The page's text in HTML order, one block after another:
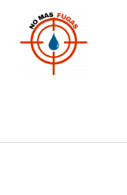
contenido